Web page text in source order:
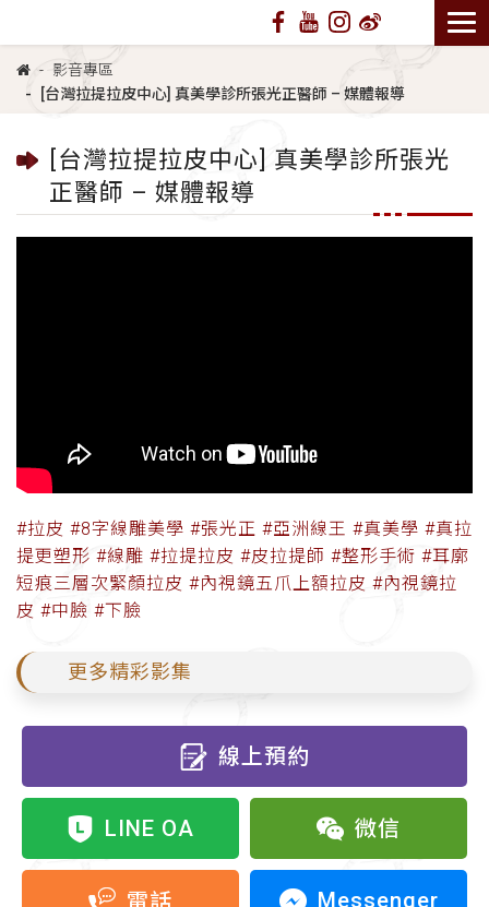
影音專區
[台灣拉提拉皮中心] 真美學診所張光正醫師 – 媒體報導
[台灣拉提拉皮中心] 真美學診所張光
正醫師 – 媒體報導
#拉皮 #8字線雕美學 #張光正 #亞洲線王 #真美學 #真拉
提更塑形 #線雕 #拉提拉皮 #皮拉提師 #整形手術 #耳廓
短痕三層次緊顏拉皮 #內視鏡五爪上額拉皮 #內視鏡拉
皮 #中臉 #下臉
更多精彩影集
線上預約
LINE OA 微信
電話 Messenger